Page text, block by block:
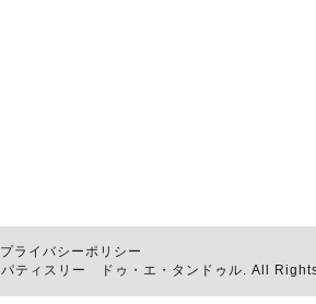
プライバシーポリシー
パティスリー ドゥ・エ・タンドゥル. All